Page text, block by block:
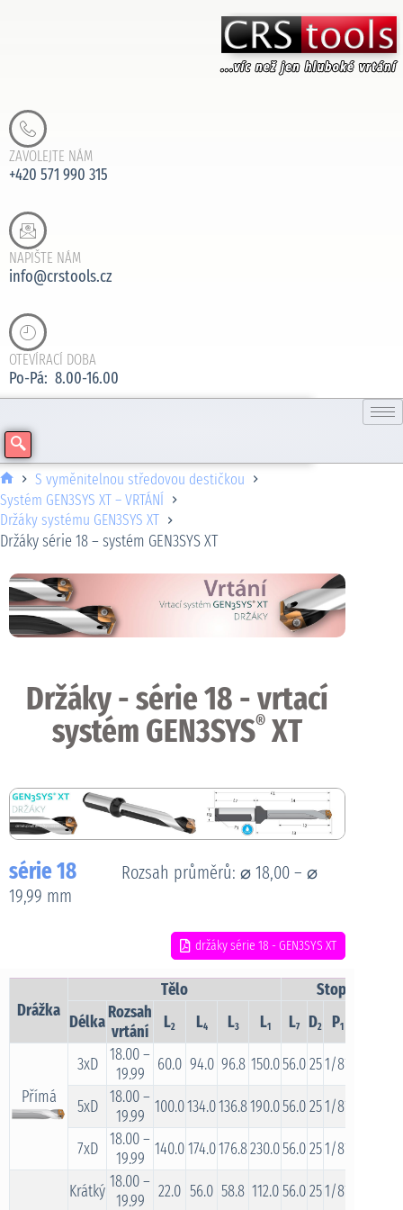
ZAVOLEJTE NÁM
+420 571 990 315
NAPIŠTE NÁM
info@crstools.cz
OTEVÍRACÍ DOBA
Po-Pá: 8.00-16.00
S vyměnitelnou středovou destičkou
Systém GEN3SYS XT – VRTÁNÍ
Držáky systému GEN3SYS XT
Držáky série 18 – systém GEN3SYS XT
Držáky - série 18 - vrtací
systém GEN3SYS® XT
série 18
Rozsah průměrů: ⌀ 18,00 – ⌀
19,99 mm
držáky série 18 - GEN3SYS XT
Drážka
Tělo
Stopka
DélkaRozsah
vrtání
L2 L4 L3 L1 L7 D2 P1
Přímá
3xD
18.00 –
19.99
60.0 94.0 96.8 150.056.0251/8*
5xD
18.00 –
19.99 100.0134.0136.8190.056.0251/8*
7xD
18.00 –
19.99 140.0174.0176.8230.056.0251/8*
Krátký 18.00 –
19.99
22.0 56.0 58.8 112.0 56.0251/8*